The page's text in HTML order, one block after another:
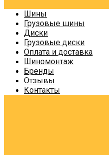
Шины
Грузовые шины
Диски
Грузовые диски
Оплата и доставка
Шиномонтаж
Бренды
Отзывы
Контакты